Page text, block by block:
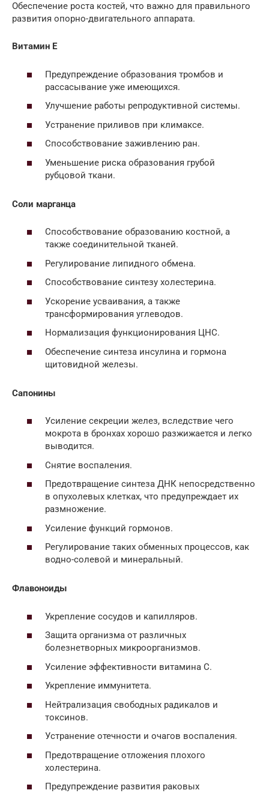
Обеспечение роста костей, что важно для правильного
развития опорно-двигательного аппарата.
Витамин Е
Предупреждение образования тромбов и
рассасывание уже имеющихся.
Улучшение работы репродуктивной системы.
Устранение приливов при климаксе.
Способствование заживлению ран.
Уменьшение риска образования грубой
рубцовой ткани.
Соли марганца
Способствование образованию костной, а
также соединительной тканей.
Регулирование липидного обмена.
Способствование синтезу холестерина.
Ускорение усваивания, а также
трансформирования углеводов.
Нормализация функционирования ЦНС.
Обеспечение синтеза инсулина и гормона
щитовидной железы.
Сапонины
Усиление секреции желез, вследствие чего
мокрота в бронхах хорошо разжижается и легко
выводится.
Снятие воспаления.
Предотвращение синтеза ДНК непосредственно
в опухолевых клетках, что предупреждает их
размножение.
Усиление функций гормонов.
Регулирование таких обменных процессов, как
водно-солевой и минеральный.
Флавоноиды
Укрепление сосудов и капилляров.
Защита организма от различных
болезнетворных микроорганизмов.
Усиление эффективности витамина С.
Укрепление иммунитета.
Нейтрализация свободных радикалов и
токсинов.
Устранение отечности и очагов воспаления.
Предотвращение отложения плохого
холестерина.
Предупреждение развития раковых